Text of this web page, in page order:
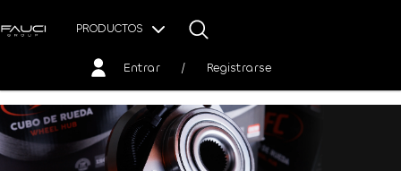
PRODUCTOS
Entrar / Registrarse